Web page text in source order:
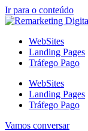
Ir para o conteúdo
WebSites
Landing Pages
Tráfego Pago
WebSites
Landing Pages
Tráfego Pago
Vamos conversar